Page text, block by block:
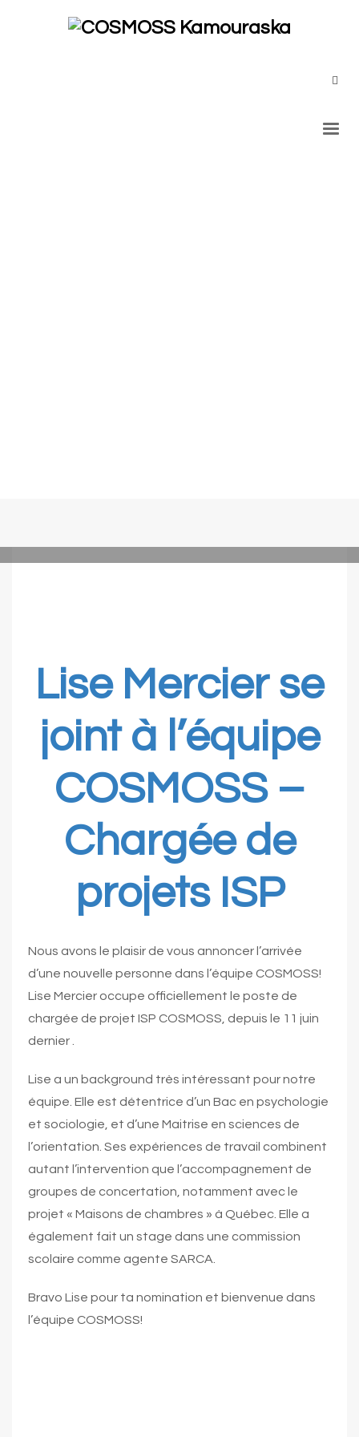
Lise Mercier se
joint à l’équipe
COSMOSS –
Chargée de
projets ISP
Nous avons le plaisir de vous annoncer l’arrivée
d’une nouvelle personne dans l’équipe COSMOSS!
Lise Mercier occupe officiellement le poste de
chargée de projet ISP COSMOSS, depuis le 11 juin
dernier .
Lise a un background très intéressant pour notre
équipe. Elle est détentrice d’un Bac en psychologie
et sociologie, et d’une Maitrise en sciences de
l’orientation. Ses expériences de travail combinent
autant l’intervention que l’accompagnement de
groupes de concertation, notamment avec le
projet « Maisons de chambres » à Québec. Elle a
également fait un stage dans une commission
scolaire comme agente SARCA.
Bravo Lise pour ta nomination et bienvenue dans
l’équipe COSMOSS!